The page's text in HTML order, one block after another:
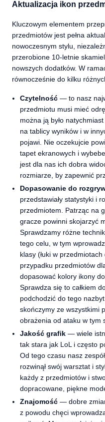
Aktualizacja ikon
Kluczowym elementem
przedmiotów jest pełna
nowoczesnym stylu,
przerobione 10-letnie
nowszych dodatków. W
równocześnie do kilku
Czytelność — to nasz
przedmiotu musi mieć
można ją było
na tablicy wyników i w
pojawi. Nie oczekujcie
tapet ekranowych i
jest dla nas ich dobra
rozmiarze, by zapewnić
Dopasowanie do
przedstawiały statystyki i
przedmiotem. Patrząc na
gracze powinni skojarzyć
Sprawdzamy różne
tego celu, w tym
klasy (łuki w
przypadku przedmiotów
dopasować kolory ikony
Sprawdza się to całkiem
podchodzić do tego
skończymy ze wszystkimi
obrażenia od ataku w tym
Jakość grafik — wiele
tak stara jak LoL i często
Od tego czasu nasz
rozwinął swój warsztat i
każdy z przedmiotów i
dopracowane, piękne
Znajomość — dobre
z powodu chęci